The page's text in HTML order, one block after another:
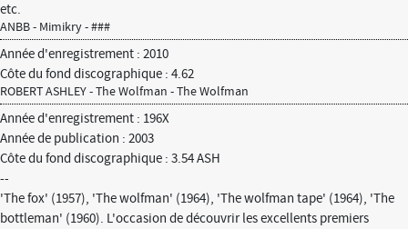
etc.
ANBB - Mimikry - ###
Année d'enregistrement : 2010
Côte du fond discographique : 4.62
ROBERT ASHLEY - The Wolfman - The Wolfman
Année d'enregistrement : 196X
Année de publication : 2003
Côte du fond discographique : 3.54 ASH
--
'The fox' (1957), 'The wolfman' (1964), 'The wolfman tape' (1964), 'The
bottleman' (1960). L'occasion de découvrir les excellents premiers